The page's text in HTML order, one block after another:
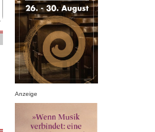
Anzeige